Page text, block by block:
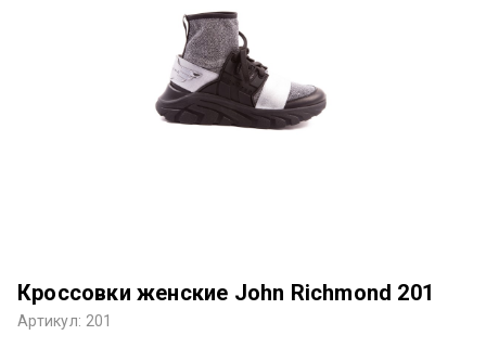
Кроссовки женские John Richmond 201
Артикул: 201